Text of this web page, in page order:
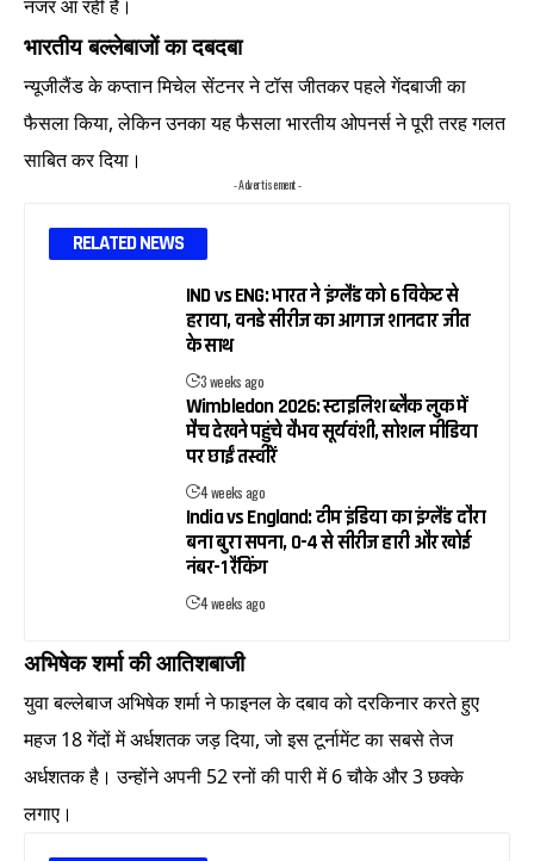
नजर आ रही है।
भारतीय बल्लेबाजों का दबदबा
न्यूजीलैंड के कप्तान मिचेल सेंटनर ने टॉस जीतकर पहले गेंदबाजी का
फैसला किया, लेकिन उनका यह फैसला भारतीय ओपनर्स ने पूरी तरह गलत
साबित कर दिया।
- Advertisement -
RELATED NEWS
IND vs ENG: भारत ने इंग्लैंड को 6 विकेट से
हराया, वनडे सीरीज का आगाज शानदार जीत
के साथ
3 weeks ago
Wimbledon 2026: स्टाइलिश ब्लैक लुक में
मैच देखने पहुंचे वैभव सूर्यवंशी, सोशल मीडिया
पर छाईं तस्वीरें
4 weeks ago
India vs England: टीम इंडिया का इंग्लैंड दौरा
बना बुरा सपना, 0-4 से सीरीज हारी और खोई
नंबर-1 रैंकिंग
4 weeks ago
अभिषेक शर्मा की आतिशबाजी
युवा बल्लेबाज अभिषेक शर्मा ने फाइनल के दबाव को दरकिनार करते हुए
महज 18 गेंदों में अर्धशतक जड़ दिया, जो इस टूर्नामेंट का सबसे तेज
अर्धशतक है। उन्होंने अपनी 52 रनों की पारी में 6 चौके और 3 छक्के
लगाए।